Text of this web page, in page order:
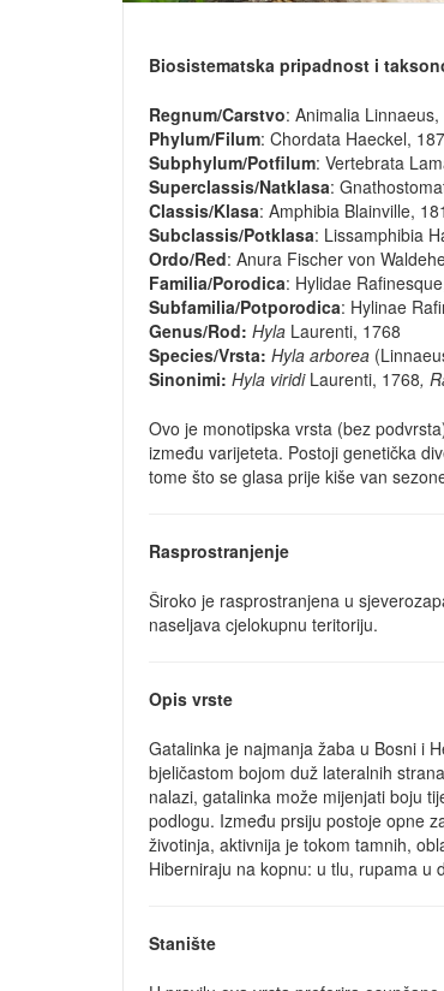
Biosistematska pripadnost i
Regnum/Carstvo: Animalia
Phylum/Filum: Chordata Haeckel,
Subphylum/Potfilum: Vertebrata
Superclassis/Natklasa:
Classis/Klasa: Amphibia Blainville,
Subclassis/Potklasa: Lissamphibia
Ordo/Red: Anura Fischer von
Familia/Porodica: Hylidae
Subfamilia/Potporodica: Hylinae
Genus/Rod: Hyla Laurenti, 1768
Species/Vrsta: Hyla arborea
Sinonimi: Hyla viridi Laurenti, 1768,
Ovo je monotipska vrsta (bez
između varijeteta. Postoji genetička
tome što se glasa prije kiše van
Rasprostranjenje
Široko je rasprostranjena u
naseljava cjelokupnu teritoriju.
Opis vrste
Gatalinka je najmanja žaba u Bosni i
bjeličastom bojom duž lateralnih
nalazi, gatalinka može mijenjati boju
podlogu. Između prsiju postoje opne
životinja, aktivnija je tokom tamnih,
Hiberniraju na kopnu: u tlu, rupama u
Stanište